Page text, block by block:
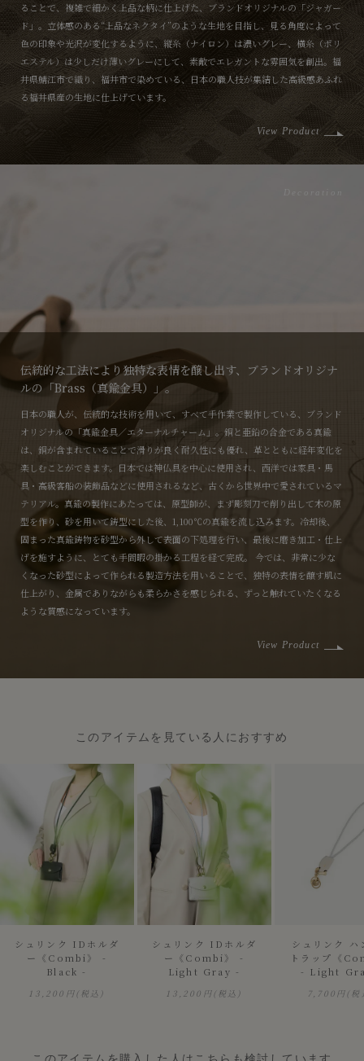
ることで、複雑で細かく上品な柄に仕上げた、ブランドオリジナルの「ジャガー
ド」。立体感のある“上品なネクタイ”のような生地を目指し、見る角度によって
色の印象や光沢が変化するように、縦糸（ナイロン）は濃いグレー、横糸（ポリ
エステル）は少しだけ薄いグレーにして、素敵でエレガントな雰囲気を創出。福
井県鯖江市で織り、福井市で染めている、日本の職人技が集結した高級感あふれ
る福井県産の生地に仕上げています。
View Product
伝統的な工法により独特な表情を醸し出す、ブランドオリジナ
ルの「Brass（真鍮金具）」。
日本の職人が、伝統的な技術を用いて、すべて手作業で製作している、ブランド
オリジナルの「真鍮金具／エターナルチャーム」。銅と亜鉛の合金である真鍮
は、銅が含まれていることで滑りが良く耐久性にも優れ、革とともに経年変化を
楽しむことができます。日本では神仏具を中心に使用され、西洋では家具・馬
具・高級客船の装飾品などに使用されるなど、古くから世界中で愛されているマ
テリアル。真鍮の製作にあたっては、原型師が、まず彫刻刀で削り出して木の原
型を作り、砂を用いて鋳型にした後、1,100℃の真鍮を流し込みます。冷却後、
固まった真鍮鋳物を砂型から外して表面の下処理を行い、最後に磨き加工・仕上
げを施すように、とても手間暇の掛かる工程を経て完成。 今では、非常に少な
くなった砂型によって作られる製造方法を用いることで、独特の表情を醸す肌に
仕上がり、金属でありながらも柔らかさを感じられる、ずっと触れていたくなる
ような質感になっています。
View Product
このアイテムを見ている人におすすめ
シュリンク IDホルダ
ー《Combi》 -
Black -
13,200円(税込)
シュリンク IDホルダ
ー《Combi》 -
Light Gray -
13,200円(税込)
シュリンク ハ
トラップ《
- Light
7,700円(税